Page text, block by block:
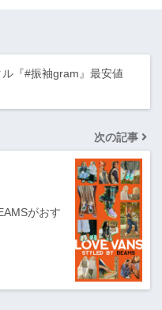
『#振袖gram』最安値
次の記事
がおす